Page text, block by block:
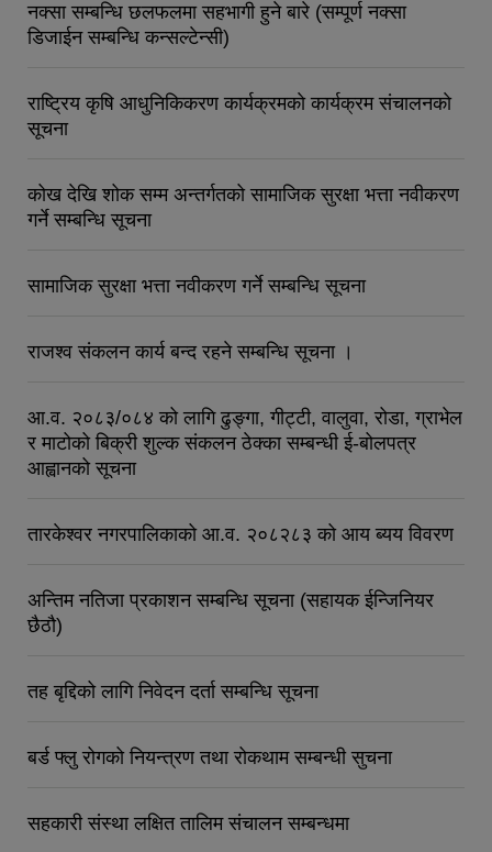
नक्सा सम्बन्धि छलफलमा सहभागी हुने बारे (सम्पूर्ण नक्सा
डिजाईन सम्बन्धि कन्सल्टेन्सी)
राष्ट्रिय कृषि आधुनिकिकरण कार्यक्रमकाे कार्यक्रम संचालनकाे
सूचना
कोख देखि शोक सम्म अन्तर्गतको सामाजिक सुरक्षा भत्ता नवीकरण
गर्ने सम्बन्धि सूचना
सामाजिक सुरक्षा भत्ता नवीकरण गर्ने सम्बन्धि सूचना
राजश्व संकलन कार्य बन्द रहने सम्बन्धि सूचना ।
आ.व. २०८३/०८४ को लागि ढुङ्गा, गीट्टी, वालुवा, रोडा, ग्राभेल
र माटोको बिक्री शुल्क संकलन ठेक्का सम्बन्धी ई-बोलपत्र
आह्वानको सूचना
तारकेश्वर नगरपालिकाको आ.व. २०८२८३ को आय ब्यय विवरण
अन्तिम नतिजा प्रकाशन सम्बन्धि सूचना (सहायक ईन्जिनियर
छैठौ)
तह बृद्दिको लागि निवेदन दर्ता सम्बन्धि सूचना
बर्ड फ्लु रोगको नियन्त्रण तथा रोकथाम सम्बन्धी सुचना
सहकारी संस्था लक्षित तालिम संचालन सम्बन्धमा